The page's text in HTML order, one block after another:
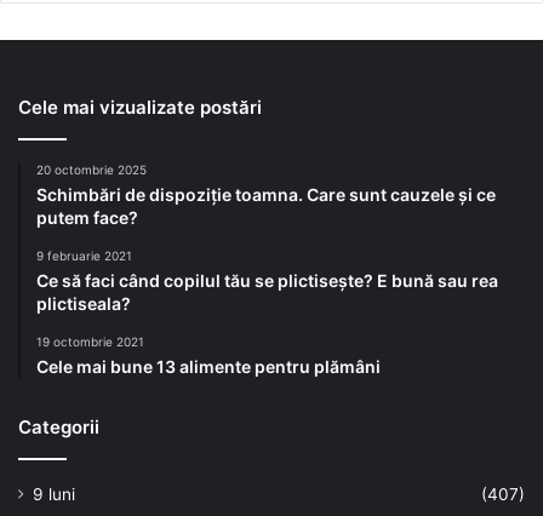
Cele mai vizualizate postări
20 octombrie 2025
Schimbări de dispoziție toamna. Care sunt cauzele și ce
putem face?
9 februarie 2021
Ce să faci când copilul tău se plictisește? E bună sau rea
plictiseala?
19 octombrie 2021
Cele mai bune 13 alimente pentru plămâni
Categorii
9 luni (407)